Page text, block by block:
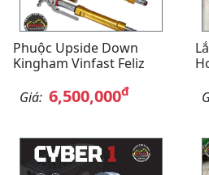
Phuộc Upside Down
Kingham Vinfast Feliz
Giá: 6,500,000đ